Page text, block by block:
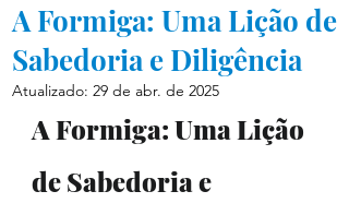
A Formiga: Uma Lição de
Sabedoria e Diligência
Atualizado: 29 de abr. de 2025
A Formiga: Uma Lição
de Sabedoria e